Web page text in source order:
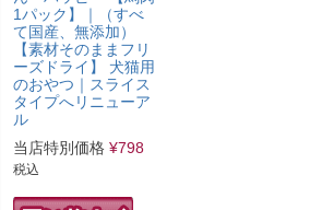
1パック】｜（すべ
て国産、無添加）
【素材そのままフリ
ーズドライ】 犬猫用
のおやつ｜スライス
タイプへリニューア
ル
当店特別価格 ¥798
税込